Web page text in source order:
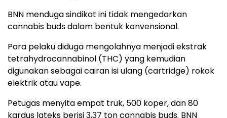
BNN menduga sindikat ini tidak mengedarkan
cannabis buds dalam bentuk konvensional.
Para pelaku diduga mengolahnya menjadi ekstrak
tetrahydrocannabinol (THC) yang kemudian
digunakan sebagai cairan isi ulang (cartridge) rokok
elektrik atau vape.
Petugas menyita empat truk, 500 koper, dan 80
kardus lateks berisi 3,37 ton cannabis buds. BNN